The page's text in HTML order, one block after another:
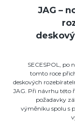
JAG –
SECESPOL, po
tomto roce
deskových
JAG. Při návrhu této
požadavky
výměníku spolu s